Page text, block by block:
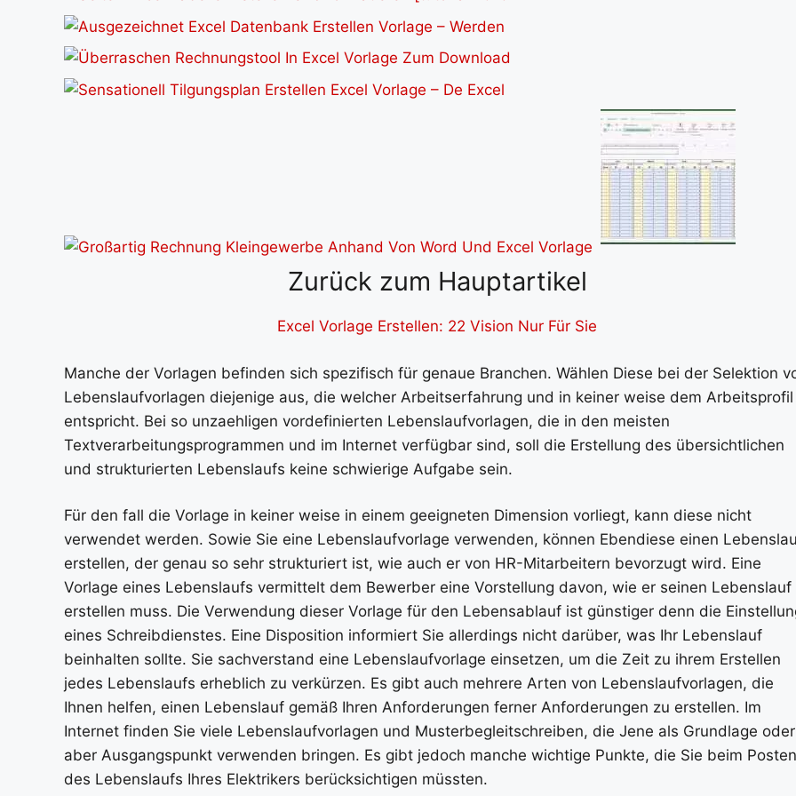
Zurück zum Hauptartikel
Excel Vorlage Erstellen: 22 Vision Nur Für Sie
Manche der Vorlagen befinden sich spezifisch für genaue Branchen. Wählen Diese bei der Selektion
Lebenslaufvorlagen diejenige aus, die welcher Arbeitserfahrung und in keiner weise dem Arbeitsprofil
entspricht. Bei so unzaehligen vordefinierten Lebenslaufvorlagen, die in den meisten
Textverarbeitungsprogrammen und im Internet verfügbar sind, soll die Erstellung des übersichtlichen
und strukturierten Lebenslaufs keine schwierige Aufgabe sein.
Für den fall die Vorlage in keiner weise in einem geeigneten Dimension vorliegt, kann diese nicht
verwendet werden. Sowie Sie eine Lebenslaufvorlage verwenden, können Ebendiese einen
erstellen, der genau so sehr strukturiert ist, wie auch er von HR-Mitarbeitern bevorzugt wird. Eine
Vorlage eines Lebenslaufs vermittelt dem Bewerber eine Vorstellung davon, wie er seinen Lebenslauf
erstellen muss. Die Verwendung dieser Vorlage für den Lebensablauf ist günstiger denn die
eines Schreibdienstes. Eine Disposition informiert Sie allerdings nicht darüber, was Ihr Lebenslauf
beinhalten sollte. Sie sachverstand eine Lebenslaufvorlage einsetzen, um die Zeit zu ihrem Erstellen
jedes Lebenslaufs erheblich zu verkürzen. Es gibt auch mehrere Arten von Lebenslaufvorlagen, die
Ihnen helfen, einen Lebenslauf gemäß Ihren Anforderungen ferner Anforderungen zu erstellen. Im
Internet finden Sie viele Lebenslaufvorlagen und Musterbegleitschreiben, die Jene als Grundlage oder
aber Ausgangspunkt verwenden bringen. Es gibt jedoch manche wichtige Punkte, die Sie beim Posten
des Lebenslaufs Ihres Elektrikers berücksichtigen müssten.